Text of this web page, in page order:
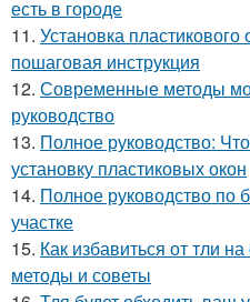
есть в городе
11. Установка
пошаговая инструкция
12. Современные методы
руководство
13. Полное руководство:
установку пластиковых окон
14. Полное руководство по
участке
15. Как избавиться от тли
методы и советы